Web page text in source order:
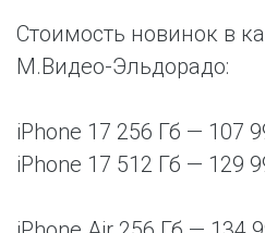
Стоимость новинок в
М.Видео-Эльдорадо:
iPhone 17 256 Гб — 107
iPhone 17 512 Гб — 129